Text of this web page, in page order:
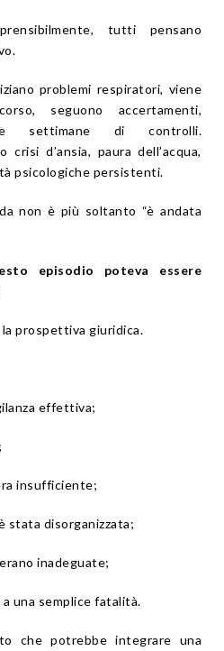
tutti pensano
problemi respiratori, viene
seguono accertamenti,
e settimane di controlli.
crisi d’ansia, paura dell’acqua,
psicologiche persistenti.
non è più soltanto “è andata
episodio poteva essere
prospettiva giuridica.
effettiva;
insufficiente;
stata disorganizzata;
inadeguate;
una semplice fatalità.
che potrebbe integrare una